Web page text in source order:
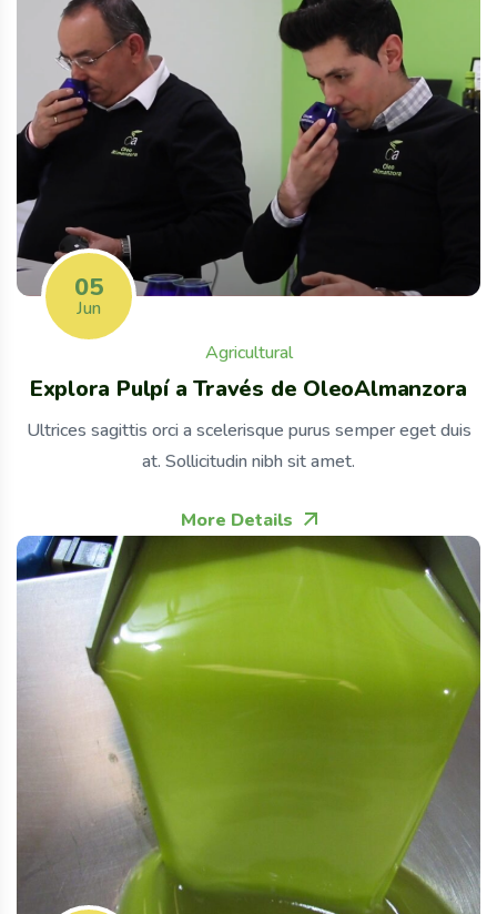
05
Jun
Agricultural
Explora Pulpí a Través de OleoAlmanzora
Ultrices sagittis orci a scelerisque purus semper eget duis
at. Sollicitudin nibh sit amet.
More Details